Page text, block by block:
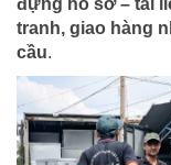
đựng hồ sơ – tài
tranh, giao hàng
cầu.